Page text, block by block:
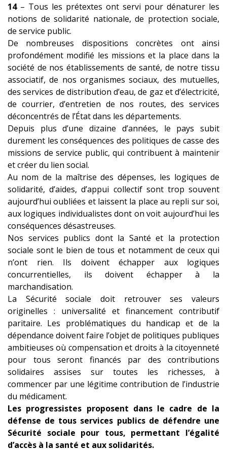
14– Tous les prétextes ont servi pour dénaturer les
notions de solidarité nationale, de protection sociale,
de service public.
De nombreuses dispositions concrètes ont ainsi
profondément modifié les missions et la place dans la
société de nos établissements de santé, de notre tissu
associatif, de nos organismes sociaux, des mutuelles,
des services de distribution d’eau, de gaz et d’électricité,
de courrier, d’entretien de nos routes, des services
déconcentrés de l’État dans les départements.
Depuis plus d’une dizaine d’années, le pays subit
durement les conséquences des politiques de casse des
missions de service public, qui contribuent à maintenir
et créer du lien social.
Au nom de la maîtrise des dépenses, les logiques de
solidarité, d’aides, d’appui collectif sont trop souvent
aujourd’hui oubliées et laissent la place au repli sur soi,
aux logiques individualistes dont on voit aujourd’hui les
conséquences désastreuses.
Nos services publics dont la Santé et la protection
sociale sont le bien de tous et notamment de ceux qui
n’ont rien. Ils doivent échapper aux logiques
concurrentielles, ils doivent échapper à la
marchandisation.
La Sécurité sociale doit retrouver ses valeurs
originelles : universalité et financement contributif
paritaire. Les problématiques du handicap et de la
dépendance doivent faire l’objet de politiques publiques
ambitieuses où compensation et droits à la citoyenneté
pour tous seront financés par des contributions
solidaires assises sur toutes les richesses, à
commencer par une légitime contribution de l’industrie
du médicament.
Les progressistes proposent dans le cadre de la
défense de tous services publics de défendre une
Sécurité sociale pour tous, permettant l’égalité
d’accès à la santé et aux solidarités.